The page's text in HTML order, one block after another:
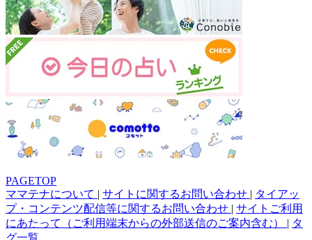
PAGETOP
ママテナについて | サイトに関するお問い合わせ | タイアッ
プ・コンテンツ配信等に関するお問い合わせ | サイトご利用
にあたって（ご利用端末からの外部送信のご案内含む） | タ
グ一覧